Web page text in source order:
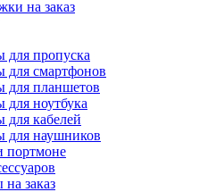
на заказ
для пропуска
для смартфонов
для планшетов
для ноутбука
для кабелей
для наушников
портмоне
на заказ